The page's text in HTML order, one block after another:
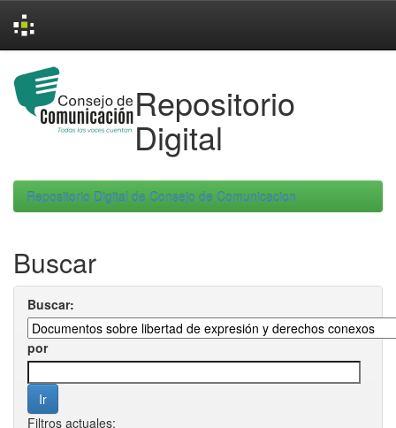
navigation
Repositorio
Digital
Repositorio Digital de Consejo de Comunicacion
Buscar
Buscar:
por
Filtros actuales: